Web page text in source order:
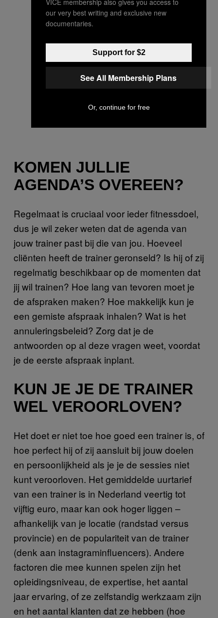
KOMEN JULLIE
AGENDA’S OVEREEN?
Regelmaat is cruciaal voor ieder fitnessdoel,
dus je wil zeker weten dat de agenda van
jouw trainer past bij die van jou. Hoeveel
cliënten heeft de trainer geronseld? Is hij of zij
regelmatig beschikbaar op de momenten dat
jij wil trainen? Hoe lang van tevoren moet je
de afspraken maken? Hoe makkelijk kun je
een gemiste afspraak inhalen? Wat is het
annuleringsbeleid? Zorg dat je de
antwoorden op al deze vragen weet, voordat
je de eerste afspraak inplant.
KUN JE JE DE TRAINER
WEL VEROORLOVEN?
Het doet er niet toe hoe goed een trainer is, of
hoe perfect hij of zij aansluit bij jouw doelen
en persoonlijkheid als je je de sessies niet
kunt veroorloven. Het gemiddelde uurtarief
van een trainer is in Nederland veertig tot
vijftig euro, maar kan ook hoger liggen –
afhankelijk van je locatie (randstad versus
provincie) en de populariteit van de trainer
(denk aan instagraminfluencers). Andere
factoren die mee kunnen spelen zijn het
opleidingsniveau, de expertise, het aantal
jaar ervaring, of ze zelfstandig werkzaam zijn
en het aantal klanten dat ze hebben (hoe
our very best writing and exclusive new
documentaries.
Support for $2
See All Membership Plans
Or, continue for free